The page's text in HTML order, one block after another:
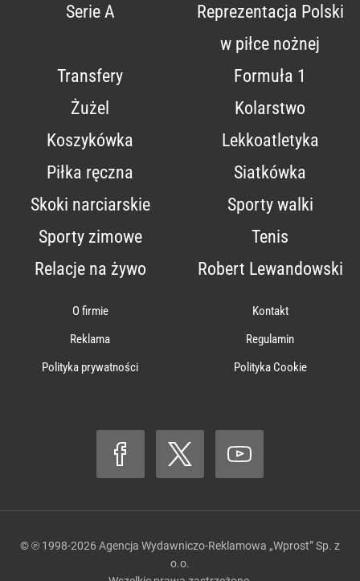
Serie A
Reprezentacja Polski
w piłce nożnej
Transfery
Formuła 1
Żużel
Kolarstwo
Koszykówka
Lekkoatletyka
Piłka ręczna
Siatkówka
Skoki narciarskie
Sporty walki
Sporty zimowe
Tenis
Relacje na żywo
Robert Lewandowski
O firmie
Kontakt
Reklama
Regulamin
Polityka prywatności
Polityka Cookie
© ℗ 1998-2026 Agencja Wydawniczo-Reklamowa „Wprost” Sp. z
o.o.